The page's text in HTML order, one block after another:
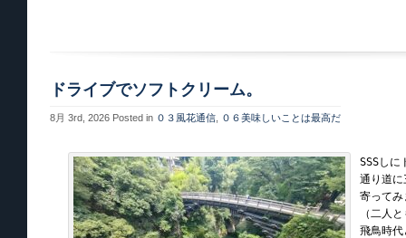
ドライブでソフトクリーム。
8月 3rd, 2026 Posted in ０３風花通信 ０６美味しいことは最高だ
SSSしに
通り道に
寄ってみ
（二人
飛鳥時代